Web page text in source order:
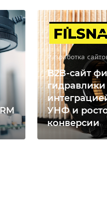
Разработка
B2B-сайт
гидравлики
УНФ и
конверсии